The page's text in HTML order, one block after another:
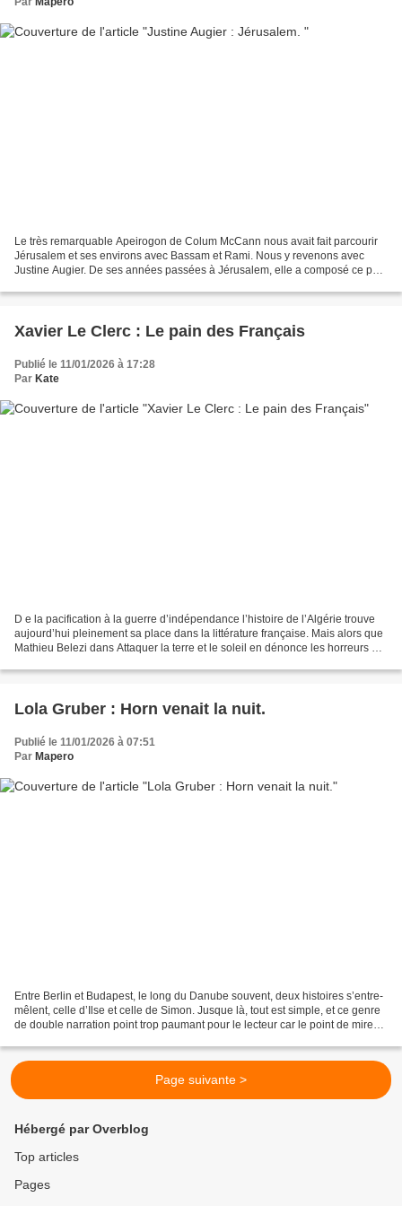
Le très remarquable Apeirogon de Colum McCann nous avait fait parcourir
Jérusalem et ses environs avec Bassam et Rami. Nous y revenons avec
Justine Augier. De ses années passées à Jérusalem, elle a composé ce petit
Xavier Le Clerc : Le pain des Français
Publié le 11/01/2026 à 17:28
Par Kate
D e la pacification à la guerre d’indépendance l’histoire de l’Algérie trouve
aujourd’hui pleinement sa place dans la littérature française. Mais alors que
Mathieu Belezi dans Attaquer la terre et le soleil en dénonce les horreurs à
Lola Gruber : Horn venait la nuit.
Publié le 11/01/2026 à 07:51
Par Mapero
Entre Berlin et Budapest, le long du Danube souvent, deux histoires s’entre-
mêlent, celle d’Ilse et celle de Simon. Jusque là, tout est simple, et ce genre
de double narration point trop paumant pour le lecteur car le point de mire
Page suivante >
Hébergé par Overblog
Top articles
Pages